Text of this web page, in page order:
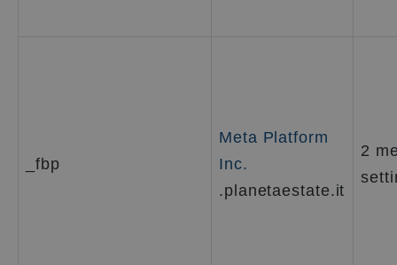
_fbp
Meta Platform
Inc.
.planetaestate.it
2